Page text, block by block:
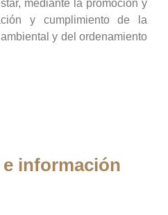
mediante la promoción y
y cumplimiento de la
y del ordenamiento
información